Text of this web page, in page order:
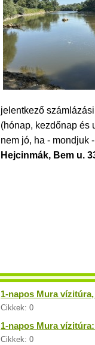
jelentkező
(hónap, kezdőnap és
nem jó, ha - mondjuk
Hejcinmák, Bem u.
1-napos Mura
Cikkek: 0
1-napos Mura
Cikkek: 0